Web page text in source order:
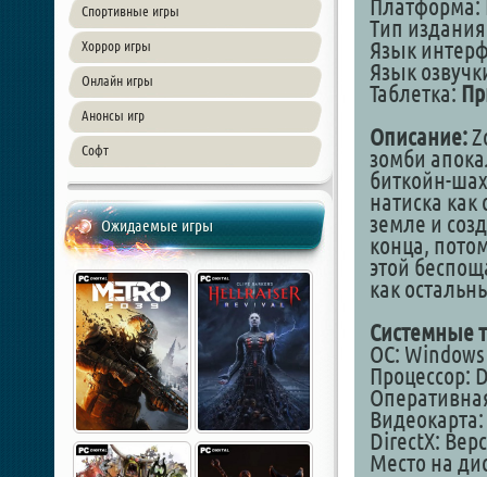
Спортивные игры
Хоррор игры
Онлайн игры
Анонсы игр
Софт
Ожидаемые игры
Платформа:
Тип
Язык
Язык
Таблетка:
Описание:
зомби
биткойн-
натиска
земле и
конца,
этой
как
Системные
ОС: Windows
Процессор:
DirectX:
Место на